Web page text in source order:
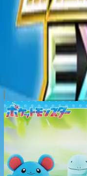
新入荷景品の投
ポケットモン